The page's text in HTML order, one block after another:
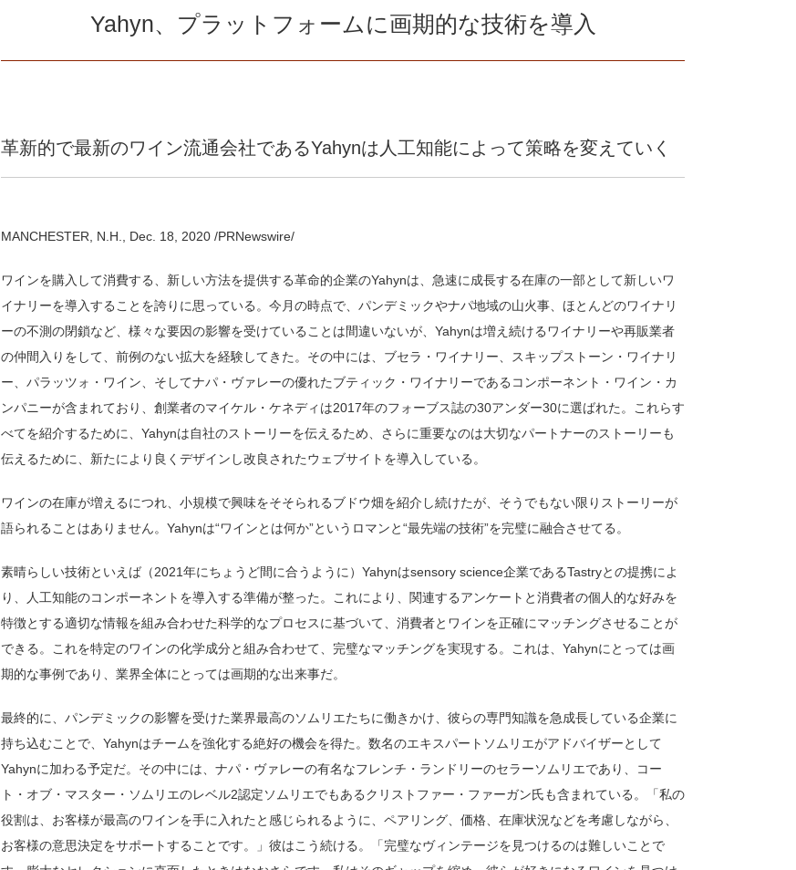
Yahyn、プラットフォームに画期的な技術を導入
革新的で最新のワイン流通会社であるYahynは人工知能によって策略を変えていく
MANCHESTER, N.H. Dec. 18, 2020 /PRNewswire/
ワインを購入して消費する、新しい方法を提供する革命的企業のYahynは、急速に成長する在庫の一部として新しいワ
イナリーを導入することを誇りに思っている。今月の時点で、パンデミックやナパ地域の山火事、ほとんどのワイナリ
ーの不測の閉鎖など、様々な要因の影響を受けていることは間違いないが、Yahynは増え続けるワイナリーや再販業者
の仲間入りをして、前例のない拡大を経験してきた。その中には、ブセラ・ワイナリー、スキップストーン・ワイナリ
ー、パラッツォ・ワイン、そしてナパ・ヴァレーの優れたブティック・ワイナリーであるコンポーネント・ワイン・カ
ンパニーが含まれており、創業者のマイケル・ケネディは2017年のフォーブス誌の30アンダー30に選ばれた。これらす
べてを紹介するために、Yahynは自社のストーリーを伝えるため、さらに重要なのは大切なパートナーのストーリーも
伝えるために、新たにより良くデザインし改良されたウェブサイトを導入している。
ワインの在庫が増えるにつれ、小規模で興味をそそられるブドウ畑を紹介し続けたが、そうでもない限りストーリーが
語られることはありません。Yahynは“ワインとは何か”というロマンと“最先端の技術”を完璧に融合させてる。
素晴らしい技術といえば（2021年にちょうど間に合うように）Yahynはsensory science企業であるTastryとの提携によ
り、人工知能のコンポーネントを導入する準備が整った。これにより、関連するアンケートと消費者の個人的な好みを
特徴とする適切な情報を組み合わせた科学的なプロセスに基づいて、消費者とワインを正確にマッチングさせることが
できる。これを特定のワインの化学成分と組み合わせて、完璧なマッチングを実現する。これは、Yahynにとっては画
期的な事例であり、業界全体にとっては画期的な出来事だ。
最終的に、パンデミックの影響を受けた業界最高のソムリエたちに働きかけ、彼らの専門知識を急成長している企業に
持ち込むことで、Yahynはチームを強化する絶好の機会を得た。数名のエキスパートソムリエがアドバイザーとして
Yahynに加わる予定だ。その中には、ナパ・ヴァレーの有名なフレンチ・ランドリーのセラーソムリエであり、コー
ト・オブ・マスター・ソムリエのレベル2認定ソムリエでもあるクリストファー・ファーガン氏も含まれている。「私の
役割は、お客様が最高のワインを手に入れたと感じられるように、ペアリング、価格、在庫状況などを考慮しながら、
お客様の意思決定をサポートすることです。」彼はこう続ける。「完璧なヴィンテージを見つけるのは難しいことで